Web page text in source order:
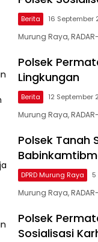
Berita 16 September
Murung Raya,
Polsek
Lingkungan
Berita 12 September
Murung Raya,
Polsek Tanah
DPRD Murung Raya
Murung Raya,
Polsek
Sosialisasi